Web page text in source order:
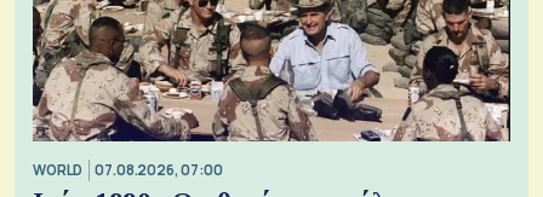
WORLD 07.08.2026, 07:00